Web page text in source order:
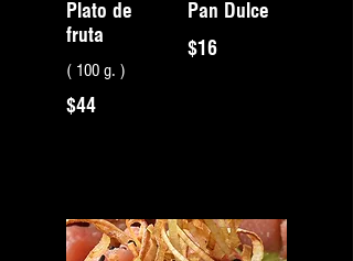
Plato de
fruta
( 100 g. )
$44
Pan Dulce
$16